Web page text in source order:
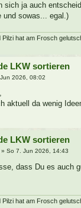
sich ja auch
und sowas... egal.)
Pilzi hat am Frosch
LKW sortieren
2026, 08:02
aktuell da wenig
LKW sortieren
So 7. Jun 2026, 14:43
dass Du es auch
Pilzi hat am Frosch